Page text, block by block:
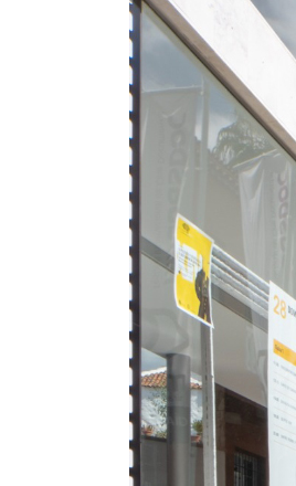
FECHA
Hoy
Plan Finde